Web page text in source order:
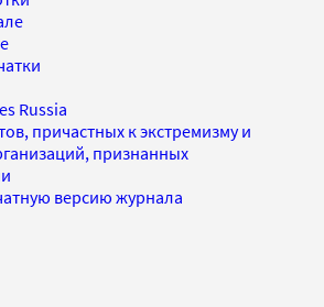
Russia
причастных к экстремизму и
признанных
версию журнала